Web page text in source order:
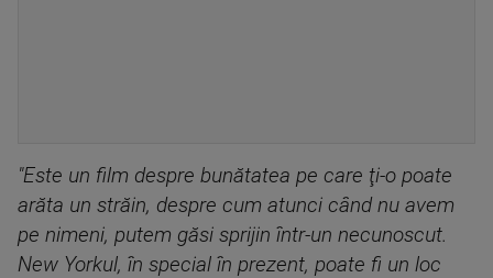
"Este un film despre bunătatea pe care ţi-o poate
arăta un străin, despre cum atunci când nu avem
pe nimeni, putem găsi sprijin într-un necunoscut.
New Yorkul, în special în prezent, poate fi un loc